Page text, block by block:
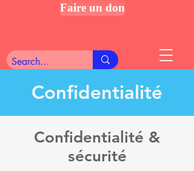
Faire un don
Confidentialité
Confidentialité &
sécurité